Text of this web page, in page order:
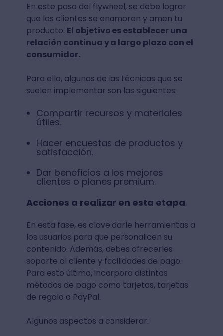
En este paso del flywheel, se debe lograr
que los clientes se enamoren y amen tu
producto. El objetivo es establecer una
relación continua y a largo plazo con el
consumidor.
Para ello, algunas de las técnicas que se
suelen implementar son las siguientes:
Compartir recursos y materiales
útiles.
Hacer encuestas de productos y
satisfacción.
Dar beneficios a los mejores
clientes o planes premium.
Acciones a realizar en esta etapa
En esta fase, es clave darle herramientas a
los usuarios para que personalicen su
contenido. Además, debes ofrecerles
soporte al cliente y facilidades de pago.
Para esto último, incorpora distintos
métodos de pago como tarjetas, tarjetas
de regalo o PayPal.
Algunos aspectos a considerar: